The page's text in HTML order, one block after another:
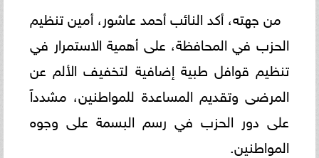
من جهته، أكد النائب أحمد عاشور، أمين تنظيم
الحزب في المحافظة، على أهمية الاستمرار في
تنظيم قوافل طبية إضافية لتخفيف الألم عن
المرضى وتقديم المساعدة للمواطنين، مشدداً
على دور الحزب في رسم البسمة على وجوه
المواطنين.